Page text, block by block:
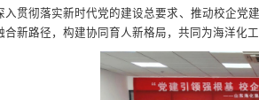
入贯彻落实新时代党的建设总要求、推动校企
新路径，构建协同育人新格局，共同为海洋化